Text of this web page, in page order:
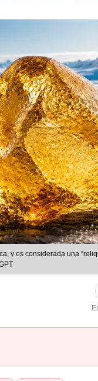
y es considerada una